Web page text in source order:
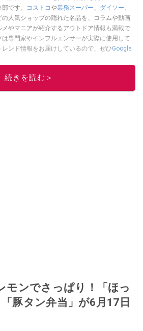
です。
コストコや業務スーパー、 ダイソー、
の人気ショップの隠れた名品を、コラムや動画
やマニアが紹介するアウトドア情報も満載で
専門家やインフルエンサーが実際に使用して
ンド情報をお届けしているので、ぜひGoogle
このイチオシストの他の記事を読む
続きを読む＞
モンでさっぱり！「ほっ
豚タン弁当」が6月17日